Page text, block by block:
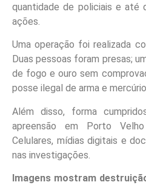
quantidade de policiais e até
ações.
Uma operação foi realizada
Duas pessoas foram presas;
de fogo e ouro sem
posse ilegal de arma e
Além disso, forma
apreensão em Porto
Celulares, mídias digitais e
nas investigações.
Imagens mostram